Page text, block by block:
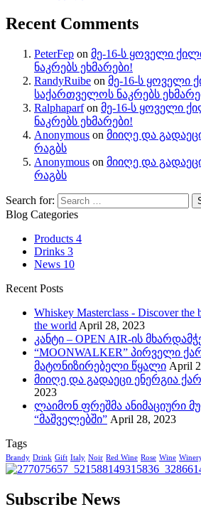
Recent Comments
PeterFep on მე-16-ს ყოველი
ნაკრებს ეხმარები!
RandyRuibe on მე-16-ს ყოველი
საქართველოს ნაკრებს
Ralphaparfon მე-16-ს ყოველი
ნაკრებს ეხმარები!
Anonymous on მიიღე და
რაგბს
Anonymous on მიიღე და
რაგბს
Search for:
Blog Categories
Products 4
Drinks 3
News 10
Recent Posts
Whiskey Masterclass - Discover the
the worldApril 28, 2023
კანტი – OPEN AIR-ის
“MOONWALKER” პირველი
მატონიზირებელი წყალი April
მიიღე და გადაეცი ენერგია
2023
ლაიმონ ფრეშმა ანიმაციური
“მაშველებში” April 28, 2023
Tags
Brandy Drink Gift Italy Noir Red Wine Rose Wine
Subscribe News